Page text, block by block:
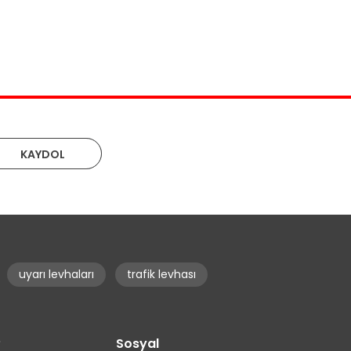
KAYDOL
uyarı levhaları trafik levhası
Sosyal